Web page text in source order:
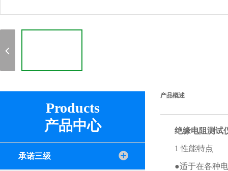
Products
产品中心
承诺三级
产品概述
绝缘电阻测试
1 性能特点
●适于在各种